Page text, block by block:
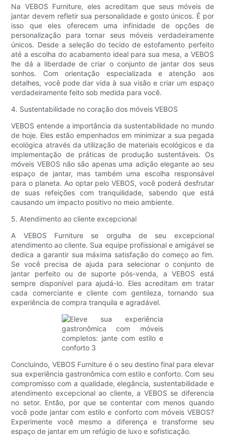
Na VEBOS Furniture, eles acreditam que seus móveis de
jantar devem refletir sua personalidade e gosto únicos. É por
isso que eles oferecem uma infinidade de opções de
personalização para tornar seus móveis verdadeiramente
únicos. Desde a seleção do tecido de estofamento perfeito
até a escolha do acabamento ideal para sua mesa, a VEBOS
lhe dá a liberdade de criar o conjunto de jantar dos seus
sonhos. Com orientação especializada e atenção aos
detalhes, você pode dar vida à sua visão e criar um espaço
verdadeiramente feito sob medida para você.
4. Sustentabilidade no coração dos móveis VEBOS
VEBOS entende a importância da sustentabilidade no mundo
de hoje. Eles estão empenhados em minimizar a sua pegada
ecológica através da utilização de materiais ecológicos e da
implementação de práticas de produção sustentáveis. Os
móveis VEBOS não são apenas uma adição elegante ao seu
espaço de jantar, mas também uma escolha responsável
para o planeta. Ao optar pelo VEBOS, você poderá desfrutar
de suas refeições com tranquilidade, sabendo que está
causando um impacto positivo no meio ambiente.
5. Atendimento ao cliente excepcional
A VEBOS Furniture se orgulha de seu excepcional
atendimento ao cliente. Sua equipe profissional e amigável se
dedica a garantir sua máxima satisfação do começo ao fim.
Se você precisa de ajuda para selecionar o conjunto de
jantar perfeito ou de suporte pós-venda, a VEBOS está
sempre disponível para ajudá-lo. Eles acreditam em tratar
cada comerciante e cliente com gentileza, tornando sua
experiência de compra tranquila e agradável.
Concluindo, VEBOS Furniture é o seu destino final para elevar
sua experiência gastronômica com estilo e conforto. Com seu
compromisso com a qualidade, elegância, sustentabilidade e
atendimento excepcional ao cliente, a VEBOS se diferencia
no setor. Então, por que se contentar com menos quando
você pode jantar com estilo e conforto com móveis VEBOS?
Experimente você mesmo a diferença e transforme seu
espaço de jantar em um refúgio de luxo e sofisticação.